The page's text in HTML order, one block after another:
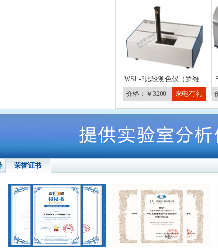
WSL-2比较测色仪（罗维...
来电有礼
价格：￥3200
荣誉证书